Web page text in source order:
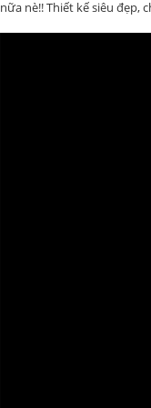
nữa nè!! Thiết kế siêu đẹp,